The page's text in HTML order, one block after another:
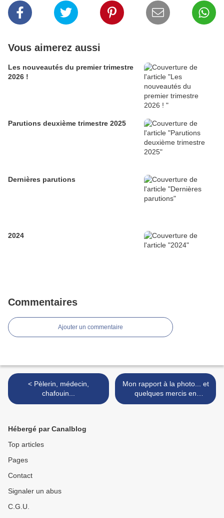
Vous aimerez aussi
Les nouveautés du premier trimestre
2026 !
Parutions deuxième trimestre 2025
Dernières parutions
2024
Commentaires
Ajouter un commentaire
< Pèlerin, médecin,
chafouin...
Mon rapport à la photo... et
quelques mercis en
passant. >
Hébergé par Canalblog
Top articles
Pages
Contact
Signaler un abus
C.G.U.